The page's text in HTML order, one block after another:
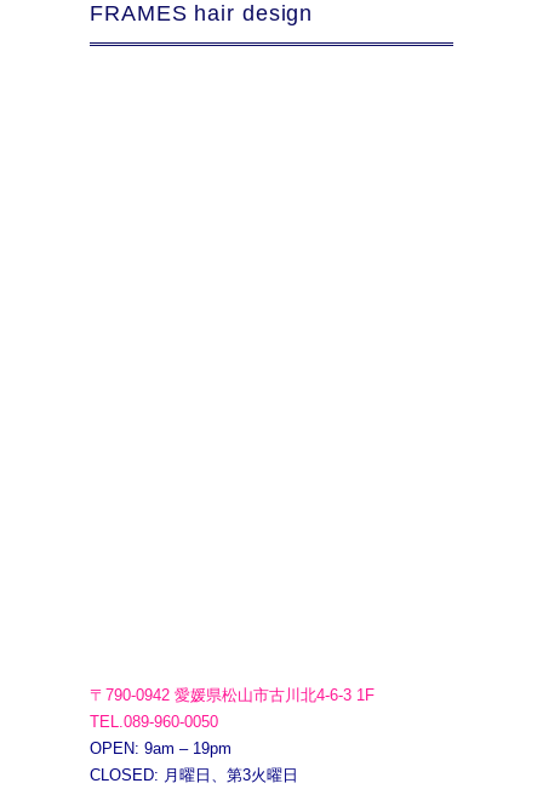
FRAMES hair design
〒790-0942 愛媛県松山市古川北4-6-3 1F
TEL.089-960-0050
OPEN: 9am – 19pm
CLOSED: 月曜日、第3火曜日